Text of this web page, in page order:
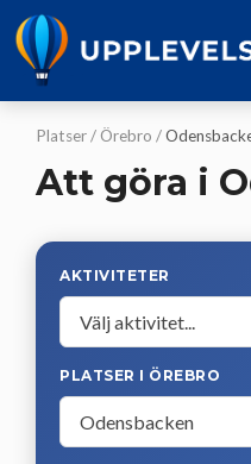
Hoppa
till
innehåll
Platser/ Örebro /
Att göra i
AKTIVITETER
PLATSER I ÖREBRO